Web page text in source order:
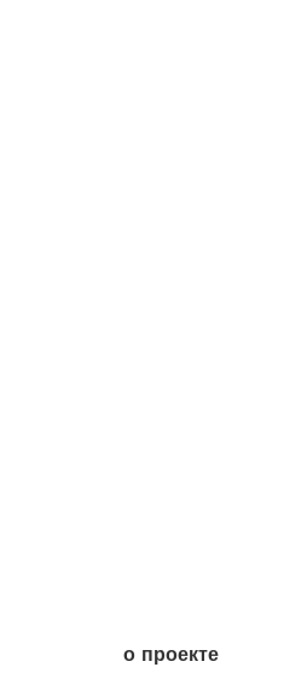
о проекте